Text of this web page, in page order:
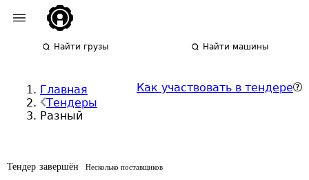
Найти грузы Найти машины
Главная
Тендеры
Разный
Как участвовать в тендере
Тендер завершён Несколько поставщиков